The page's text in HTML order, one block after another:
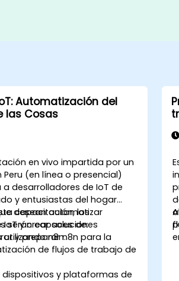
Automatización del
las Cosas
en vivo impartida por un
(en línea o presencial)
desarrolladores de IoT de
y entusiastas del hogar
desean automatizar
y crear soluciones
utilizando n8n.
capacitación, los
serán capaces de:
y preparar n8n para la
de flujos de trabajo de
dispositivos y plataformas de